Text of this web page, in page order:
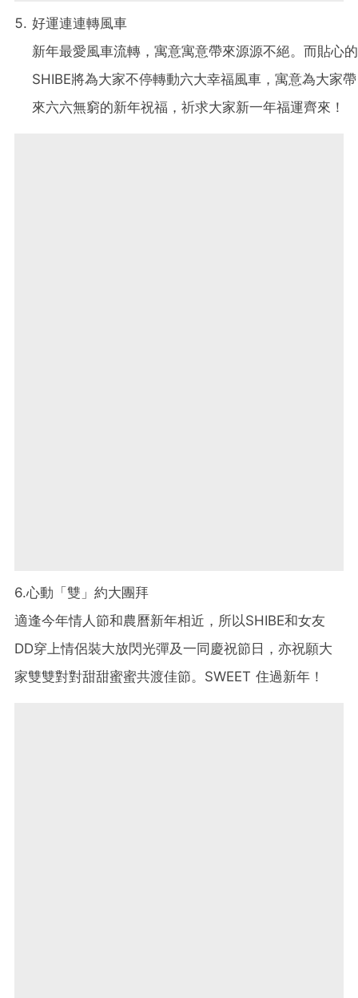
好運連連轉風車
新年最愛風車流轉，寓意寓意帶來源源不絕。而貼心的
SHIBE將為大家不停轉動六大幸福風車，寓意為大家帶
來六六無窮的新年祝福，祈求大家新一年福運齊來！
6.心動「雙」約大團拜
適逢今年情人節和農曆新年相近，所以SHIBE和女友
DD穿上情侶裝大放閃光彈及一同慶祝節日，亦祝願大
家雙雙對對甜甜蜜蜜共渡佳節。SWEET 住過新年！